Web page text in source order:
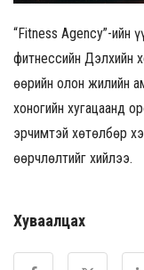
“Fitness Agency”-ийн
фитнессийн Дэлхийн
өөрийн олон жилийн
хоногийн хугацаанд
эрчимтэй хөтөлбөр
өөрчлөлтийг хийлээ.
Хуваалцах